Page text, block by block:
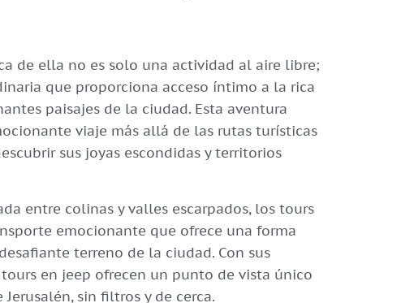
de ella no es solo una actividad al aire libre;
que proporciona acceso íntimo a la rica
paisajes de la ciudad. Esta aventura
viaje más allá de las rutas turísticas
sus joyas escondidas y territorios
entre colinas y valles escarpados, los tours
emocionante que ofrece una forma
terreno de la ciudad. Con sus
en jeep ofrecen un punto de vista único
sin filtros y de cerca.